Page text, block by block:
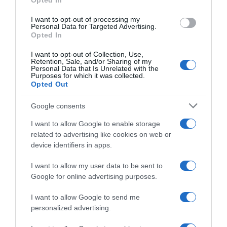
I want to opt-out of processing my
Personal Data for Targeted Advertising.
Opted In
I want to opt-out of Collection, Use,
Retention, Sale, and/or Sharing of my
Personal Data that Is Unrelated with the
Purposes for which it was collected.
Opted Out
Google consents
I want to allow Google to enable storage
related to advertising like cookies on web or
device identifiers in apps.
I want to allow my user data to be sent to
Google for online advertising purposes.
I want to allow Google to send me
personalized advertising.
Egy kis turbóra lenne szüksége a sporthoz és
táplálkozáshoz? Ha az anyagcsere gyorsításáról és a bőr
rugalmasságának javításáról van szó, érdemes az
Az ehhez felhasználandó fáslik hatóanyaggal átitatva
kaphatók, és alkalmasak otthoni használatra is. Érdemes
az (utolsó) kezelést az elutazás előtt 1-2 nappal elvégezni,
mivel a feszesítő hatás ekkor a legintenzívebb. És még
két nappal korábbra érdemes az epilálás vagy a
gyantázás időpontját kitűzni, mivel így elég ideje lesz a
bőrnek regenerálódni.
Last minute tipp:
A jó hír azok számára, akiknek se ideje, se kedve nem volt
leszámolni a barázdácskákkal: a barna bőr eleve
a telies fehér. Aki türelmetlen kivárni az első pár napos
órát, az hasonló hatást érhet el a leg-bronzing